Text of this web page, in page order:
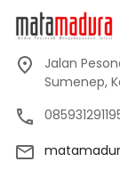
Jalan
Sumenep,